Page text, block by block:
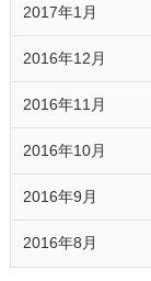
2017年1月
2016年12月
2016年11月
2016年10月
2016年9月
2016年8月